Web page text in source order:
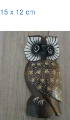
x 12 cm